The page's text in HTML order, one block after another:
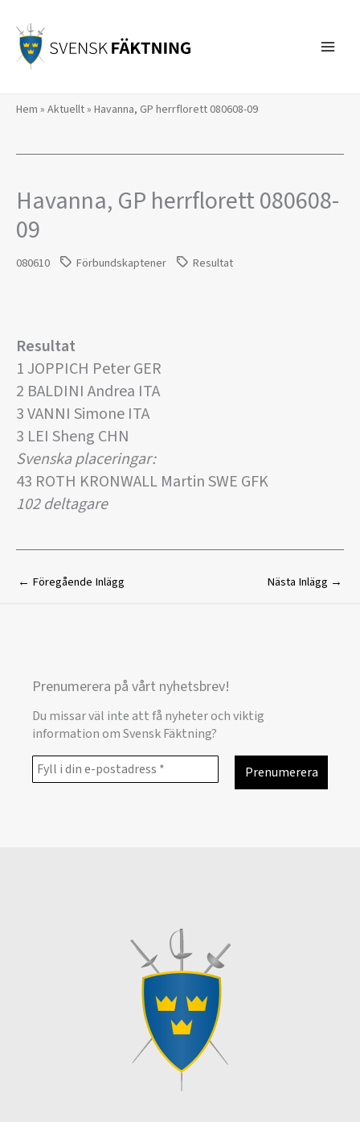
innehåll
Hem » Aktuellt» Havanna, GP herrflorett 080608-09
Havanna, GP herrflorett 080608-
09
080610 Förbundskaptener Resultat
Resultat
1 JOPPICH Peter GER
2 BALDINI Andrea ITA
3 VANNI Simone ITA
3 LEI Sheng CHN
Svenska placeringar:
43 ROTH KRONWALL Martin SWE GFK
102 deltagare
← Föregående Inlägg Nästa Inlägg →
Prenumerera på vårt nyhetsbrev!
Du missar väl inte att få nyheter och viktig
information om Svensk Fäktning?